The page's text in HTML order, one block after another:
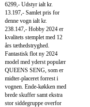
6299,- Udstyr ialt kr.
13.197,- Samlet pris for
denne vogn ialt kr.
238.147,- Hobby 2024 er
kvalitets stemplet med 12
års tæthedstryghed.
Fantastisk flot ny 2024
model med yderst populær
QUEENS SENG, som er
midter-placeret forrest i
vognen. Ende-køkken med
brede skuffer samt ekstra
stor siddegruppe overfor